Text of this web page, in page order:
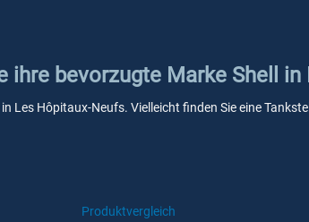
ihre bevorzugte Marke Shell
Les Hôpitaux-Neufs. Vielleicht finden Sie eine
Produktvergleich